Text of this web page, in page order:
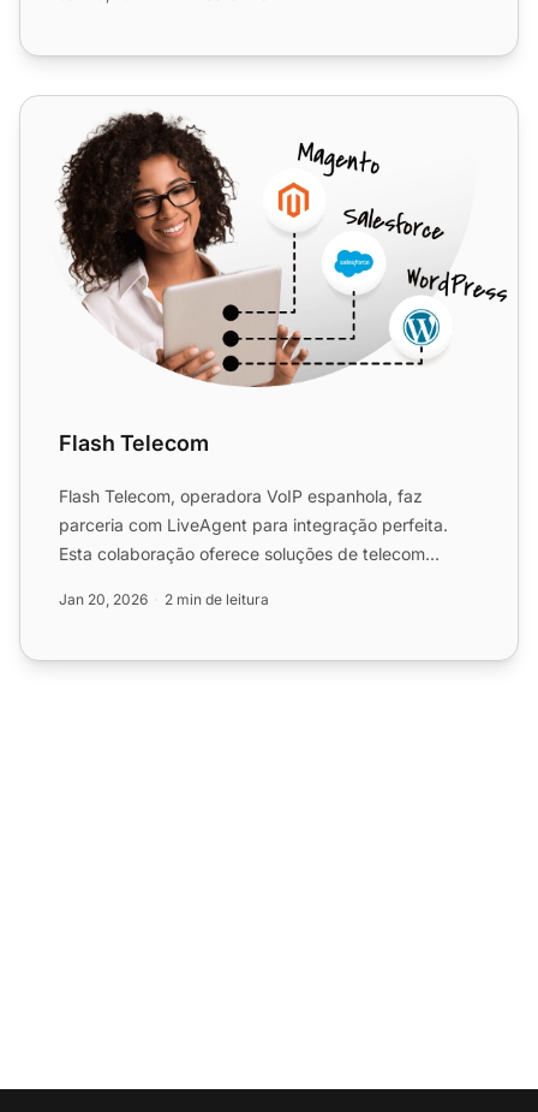
Flash Telecom
Flash Telecom
Flash Telecom, operadora VoIP espanhola, faz
parceria com LiveAgent para integração perfeita.
Esta colaboração oferece soluções de telecom
Jan 20, 2026 2 min de leitura